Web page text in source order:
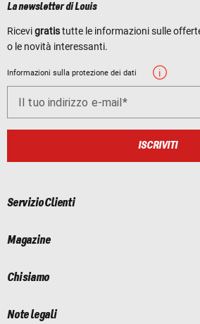
La newsletter di Louis
Ricevigratistutte le informazioni sulle
o le novità interessanti.
Informazioni sulla protezione dei dati
Il tuo indirizzo e-mail
ISCRIVITI
Servizio Clienti
Magazine
Chi siamo
Note legali